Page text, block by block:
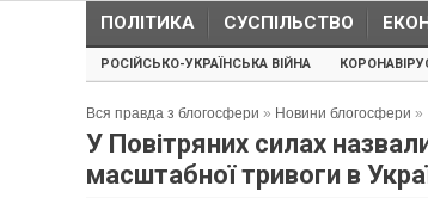
ПОЛІТИКА СУСПІЛЬСТВО
РОСІЙСЬКО-УКРАЇНСЬКА ВІЙНА
Вся правда з блогосфери » Новини блогосфери »
У Повітряних силах
масштабної тривоги в